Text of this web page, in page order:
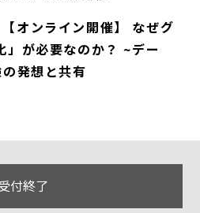
【オンライン開催】 なぜグ
」が必要なのか？ ~デー
発想と共有
付終了